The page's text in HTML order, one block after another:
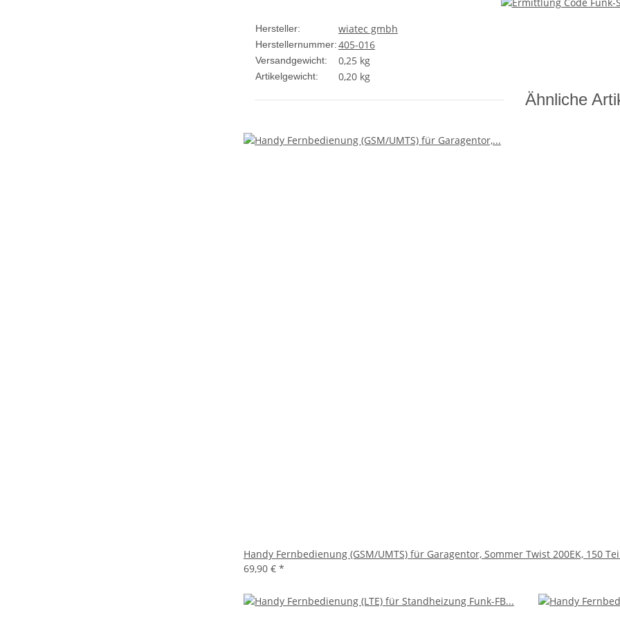
Hersteller: wiatec gmbh
Herstellernummer:405-016
Versandgewicht: 0,25 kg
Artikelgewicht: 0,20 kg
Ähnliche
Handy Fernbedienung (GSM/UMTS) für Garagentor, Sommer Twist 200EK, 150
69,90 € *